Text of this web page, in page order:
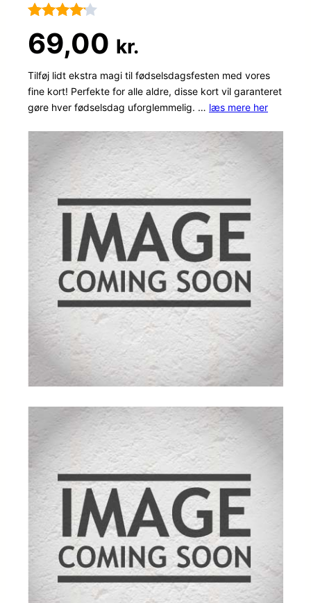
som4.1
ud af 5
baseret
på
ømmelse
69,00 kr.
Tilføj lidt ekstra magi til fødselsdagsfesten med vores
fine kort! Perfekte for alle aldre, disse kort vil garanteret
gøre hver fødselsdag uforglemmelig. … læs mere her